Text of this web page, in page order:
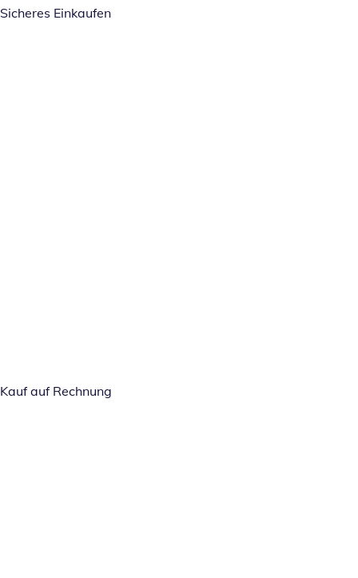
Sicheres Einkaufen
Kauf auf Rechnung